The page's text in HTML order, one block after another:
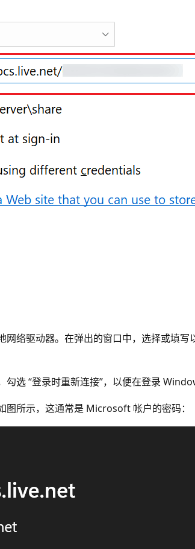
络驱动器。在弹出的窗口中，选择或填
选 “登录时重新连接”，以便在登录
所示，这通常是 Microsoft 帐户的密码：